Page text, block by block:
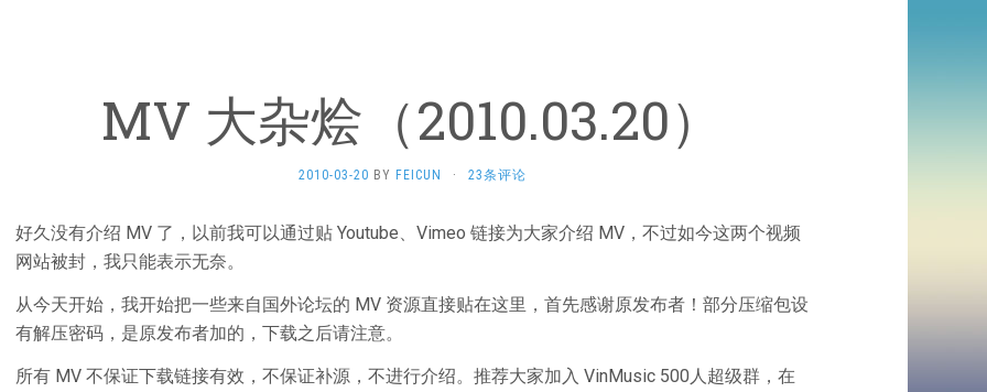
MV 大杂烩（2010.03.20）
2010-03-20 BY FEICUN · 23条评论
好久没有介绍 MV 了，以前我可以通过贴 Youtube、Vimeo 链接为大家介绍 MV，不过如今这两个视频
网站被封，我只能表示无奈。
从今天开始，我开始把一些来自国外论坛的 MV 资源直接贴在这里，首先感谢原发布者！部分压缩包设
有解压密码，是原发布者加的，下载之后请注意。
所有 MV 不保证下载链接有效，不保证补源，不进行介绍。推荐大家加入 VinMusic 500人超级群，在